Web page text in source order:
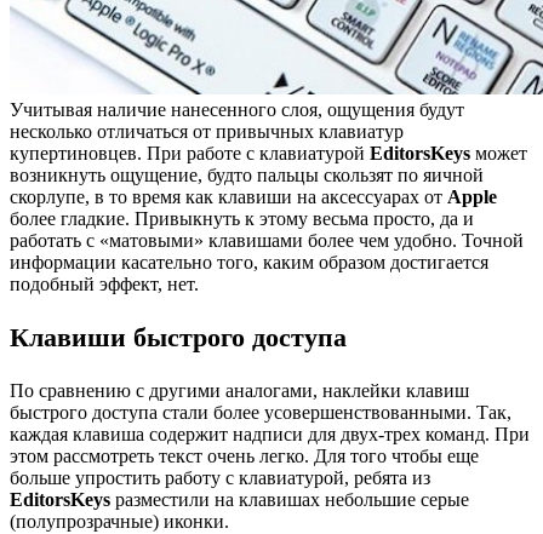
Учитывая наличие нанесенного слоя, ощущения будут
несколько отличаться от привычных клавиатур
купертиновцев. При работе с клавиатурой EditorsKeys может
возникнуть ощущение, будто пальцы скользят по яичной
скорлупе, в то время как клавиши на аксессуарах от Apple
более гладкие. Привыкнуть к этому весьма просто, да и
работать с «матовыми» клавишами более чем удобно. Точной
информации касательно того, каким образом достигается
подобный эффект, нет.
Клавиши быстрого доступа
По сравнению с другими аналогами, наклейки клавиш
быстрого доступа стали более усовершенствованными. Так,
каждая клавиша содержит надписи для двух-трех команд. При
этом рассмотреть текст очень легко. Для того чтобы еще
больше упростить работу с клавиатурой, ребята из
EditorsKeys разместили на клавишах небольшие серые
(полупрозрачные) иконки.